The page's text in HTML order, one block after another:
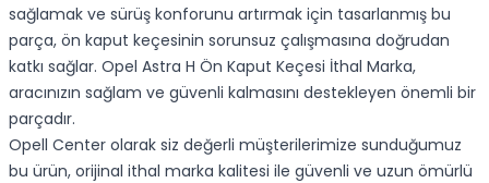
sağlamak ve sürüş konforunu artırmak için tasarlanmış bu
parça, ön kaput keçesinin sorunsuz çalışmasına doğrudan
katkı sağlar. Opel Astra H Ön Kaput Keçesi İthal Marka,
aracınızın sağlam ve güvenli kalmasını destekleyen önemli bir
parçadır.
Opell Center olarak siz değerli müşterilerimize sunduğumuz
bu ürün, orijinal ithal marka kalitesi ile güvenli ve uzun ömürlü